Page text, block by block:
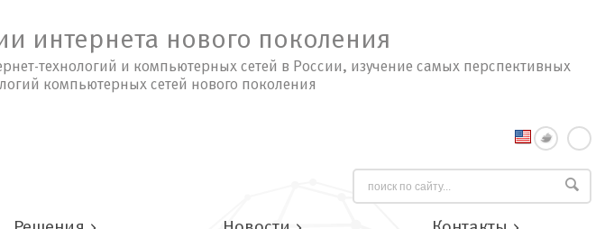
интернета нового поколения
технологий и компьютерных сетей в России, изучение самых перспективных
компьютерных сетей нового поколения